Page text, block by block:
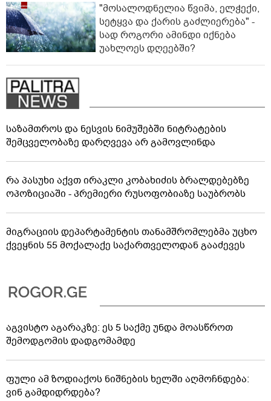
"მოსალოდნელია წვიმა, ელჭექი,
სეტყვა და ქარის გაძლიერება" -
სად როგორი ამინდი იქნება
უახლოეს დღეებში?
საზამთროს და ნესვის ნიმუშებში ნიტრატების
შემცველობაზე დარღვევა არ გამოვლინდა
რა პასუხი აქვთ ირაკლი კობახიძის ბრალდებებზე
ოპოზიციაში - პრემიერი რუსოფობიაზე საუბრობს
მიგრაციის დეპარტამენტის თანამშრომლებმა უცხო
ქვეყნის 55 მოქალაქე საქართველოდან გააძევეს
აგვისტო აგარაკზე: ეს 5 საქმე უნდა მოასწროთ
შემოდგომის დადგომამდე
ფული ამ ზოდიაქოს ნიშნების ხელში აღმოჩნდება:
ვინ გამდიდრდება?